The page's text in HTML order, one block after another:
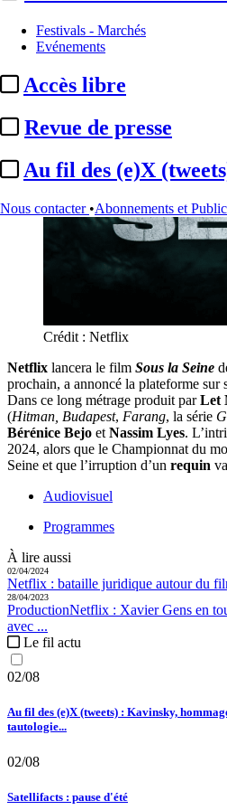
Festivals - Marchés
Evénements
Accès libre
Revue de presse
Au fil des (e)X
Nous contacter •Abonnements et
Crédit : Netflix
Netflix lancera le film Sous la Seine
prochain, a annoncé la plateforme
Dans ce long métrage produit parLet
(Hitman, Budapest, Farang, la série
Bérénice Bejo et Nassim Lyes.
2024, alors que le Championnat du
Seine et que l’irruption d’un requin
Audiovisuel
Programmes
À lire aussi
02/04/2024
Netflix : bataille juridique autour du
28/04/2023
ProductionNetflix : Xavier Gens en
avec ...
Le fil actu
02/08
Au fil des (e)X (tweets) : Kavinsky,
tautologie...
02/08
Satellifacts : pause d'été